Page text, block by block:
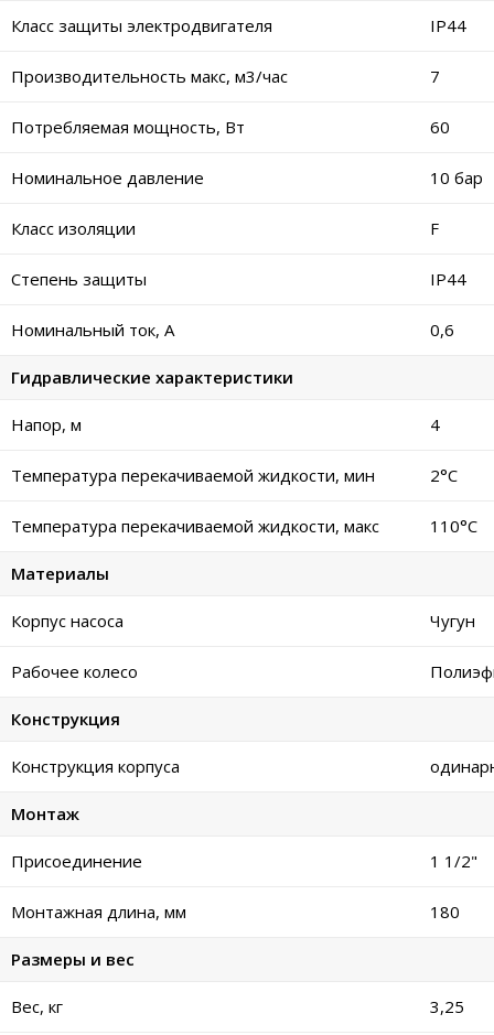
Класс защиты электродвигателя IP44
Производительность макс, м3/час 7
Потребляемая мощность, Вт 60
Номинальное давление 10 бар
Класс изоляции F
Степень защиты IP44
Номинальный ток, А 0,6
Гидравлические характеристики
Напор, м 4
Температура перекачиваемой жидкости, мин 2°C
Температура перекачиваемой жидкости, макс 110°C
Материалы
Корпус насоса Чугун
Рабочее колесо
Конструкция
Конструкция корпуса
Монтаж
Присоединение 1 1/2"
Монтажная длина, мм 180
Размеры и вес
Вес, кг 3,25